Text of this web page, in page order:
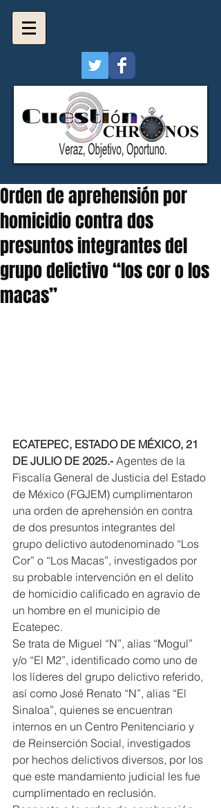
Orden de aprehensión por
homicidio contra dos
presuntos integrantes del
grupo delictivo “los cor o los
macas”
ECATEPEC, ESTADO DE MÉXICO, 21
DE JULIO DE 2025.- Agentes de la
Fiscalía General de Justicia del Estado
de México (FGJEM) cumplimentaron
una orden de aprehensión en contra
de dos presuntos integrantes del
grupo delictivo autodenominado “Los
Cor” o “Los Macas”, investigados por
su probable intervención en el delito
de homicidio calificado en agravio de
un hombre en el municipio de
Ecatepec.
Se trata de Miguel “N”, alias “Mogul”
y/o “El M2”, identificado como uno de
los líderes del grupo delictivo referido,
así como José Renato “N”, alias “El
Sinaloa”, quienes se encuentran
internos en un Centro Penitenciario y
de Reinserción Social, investigados
por hechos delictivos diversos, por los
que este mandamiento judicial les fue
cumplimentado en reclusión.